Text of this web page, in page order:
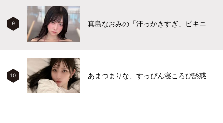
9 真島なおみの「汗っかきすぎ」ビキニ
10 あまつまりな、すっぴん寝ころび誘惑